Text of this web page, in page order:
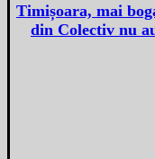
Timișoara, mai
din Colectiv nu